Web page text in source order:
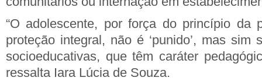
“O adolescente, por força do princípio da
proteção integral, não é ‘punido’, mas sim
socioeducativas, que têm caráter
ressalta Iara Lúcia de Souza.